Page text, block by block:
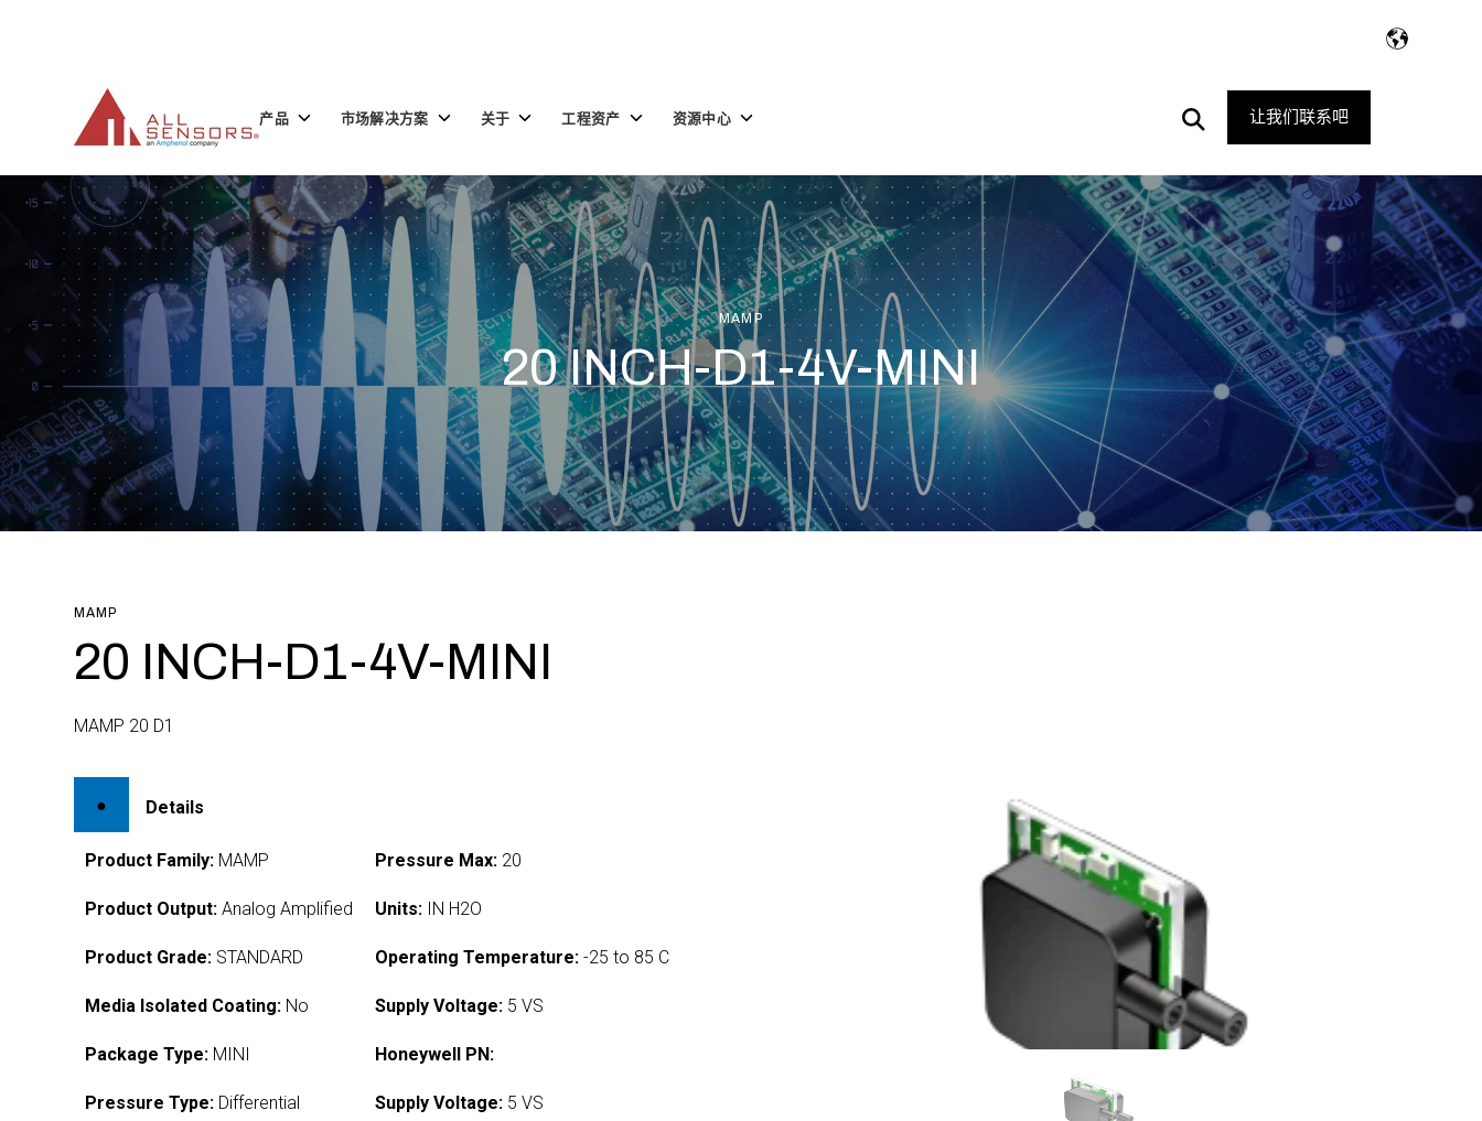
产品 Toggle
品
市场解决方案 Toggle
children
场
解
决
方
关于 Toggle
于
工程资产 Toggle
children
程
资
产
资源中心 Toggle
源
中
心
Open
Search
让我们联系吧
MAMP
20 INCH-D1-4V-MINI
MAMP
20 INCH-D1-4V-MINI
MAMP 20 D1
Details
Product Family: MAMP
Product Output: Analog Amplified
Product Grade: STANDARD
Media Isolated Coating: No
Package Type: MINI
Pressure Type: Differential
Pressure Max: 20
Units: IN H2O
Operating Temperature: -25 to 85 C
Supply Voltage: 5 VS
Honeywell PN:
Supply Voltage: 5 VS